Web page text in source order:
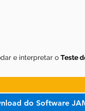
e interpretar o Teste
do Software